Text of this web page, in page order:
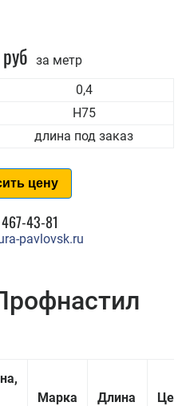
за метр
0,4
Н75
длина под заказ
цену
43-81
pavlovsk.ru
Марка Длина